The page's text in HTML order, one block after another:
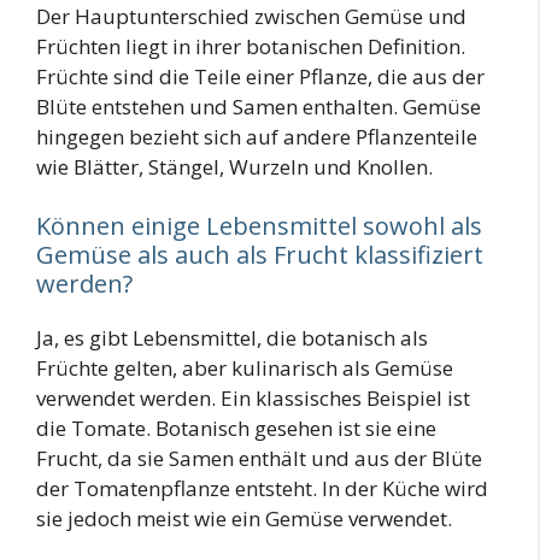
Der Hauptunterschied zwischen Gemüse und
Früchten liegt in ihrer botanischen Definition.
Früchte sind die Teile einer Pflanze, die aus der
Blüte entstehen und Samen enthalten. Gemüse
hingegen bezieht sich auf andere Pflanzenteile
wie Blätter, Stängel, Wurzeln und Knollen.
Können einige Lebensmittel sowohl als
Gemüse als auch als Frucht klassifiziert
werden?
Ja, es gibt Lebensmittel, die botanisch als
Früchte gelten, aber kulinarisch als Gemüse
verwendet werden. Ein klassisches Beispiel ist
die Tomate. Botanisch gesehen ist sie eine
Frucht, da sie Samen enthält und aus der Blüte
der Tomatenpflanze entsteht. In der Küche wird
sie jedoch meist wie ein Gemüse verwendet.